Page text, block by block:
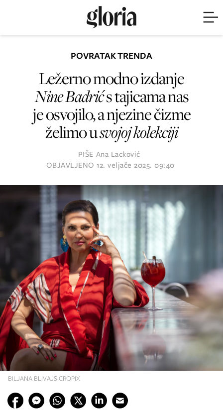
BILJANA BLIVAJS CROPIX
POVRATAK TRENDA
Ležerno modno izdanje
Nine Badrićs tajicama nas
je osvojilo, a njezine čizme
želimo usvojoj kolekciji
PIŠE Ana Lacković
OBJAVLJENO 12. veljače 2025. 09:40